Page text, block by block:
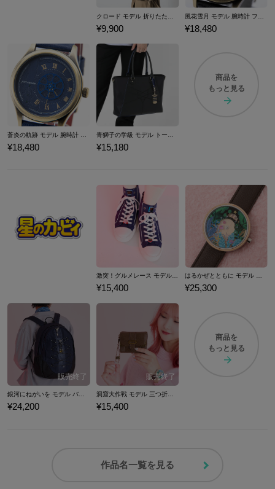
¥9,900 ¥18,480
¥18,480 ¥15,180
商品を
もっと見る
激突！グルメレース モデル ハイカットスニーカー 『星のカービィ スーパーデラックス』 （ 2024Ver. ）
¥15,400
はるかぜとともに モデル 腕時計 『星のカービィ スーパーデラックス』 （ 2024Ver. ）
¥25,300
¥24,200
洞窟大作戦 モデル 三つ折り財布 『星のカービィ スーパーデラックス』 （ 2024Ver. ）
¥15,400
商品を
もっと見る
作品名一覧を見る